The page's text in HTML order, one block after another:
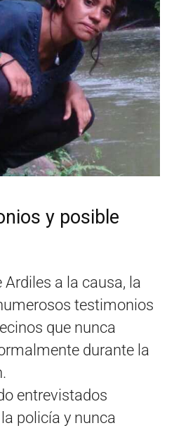
y posible
Ardiles a la causa, la
testimonios
que nunca
durante la
entrevistados
policía y nunca